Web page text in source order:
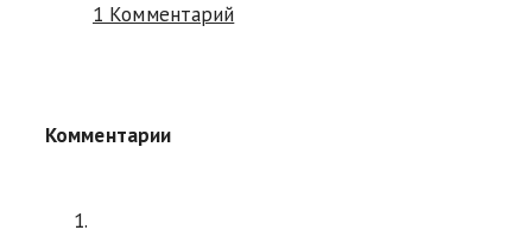
1 Комментарий
Комментарии